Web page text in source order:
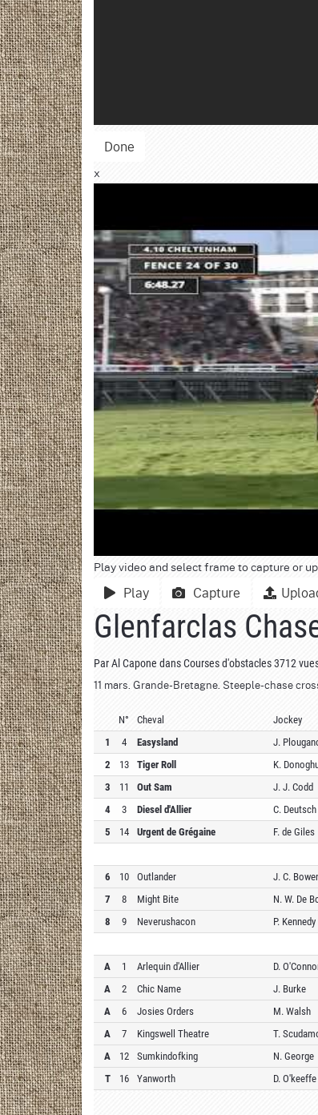
Done
x
Play video and select frame to capture or
Play Capture
Glenfarclas
ParAl Capone dansCourses d'obstacles3712
11 mars. Grande-Bretagne. Steeple-chase
N° Cheval Jockey
1
4 Easysland J.
2
13 Tiger Roll K.
3
11 Out Sam J. J. Codd
4
3 Diesel d'Allier C. Deutsch
5
14 Urgent de Grégaine F. de Giles
6 10 Outlander J. C.
7
8 Might Bite N. W. De
8
9 Neverushacon P. Kennedy
A 1 Arlequin d'Allier D.
A
2 Chic Name J. Burke
A
6 Josies Orders M. Walsh
A
7 Kingswell Theatre T.
A
12 Sumkindofking N. George
T
16 Yanworth D. O'keeffe